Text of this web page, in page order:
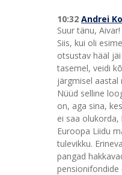
10:32 Andrei
Suur tänu,
Siis, kui oli
otsustav hääl
tasemel, veidi
järgmisel aastal
Nüüd selline
on, aga sina,
ei saa
Euroopa Liidu
tulevikku.
pangad
pensionifondide